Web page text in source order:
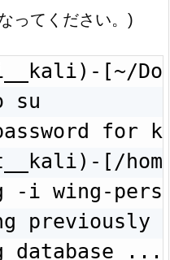
ってください。)
[~/
su
for
[/
-i wing-
previously
database